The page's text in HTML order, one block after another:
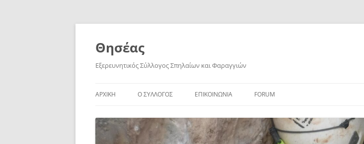
Skip
Θησέας
Εξερευνητικός Σύλλογος Σπηλαίων και Φαραγγιών
ΑΡΧΙΚΗ Ο ΣΥΛΛΟΓΟΣ ΕΠΙΚΟΙΝΩΝΙΑ FORUM